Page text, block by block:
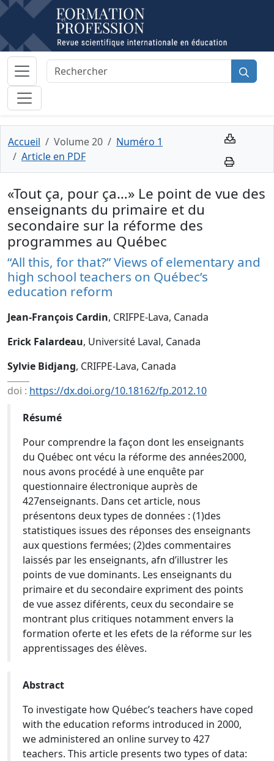
Accueil Volume 20
Numéro 1
Article en PDF
«Tout ça, pour ça…» Le point de vue des
enseignants du primaire et du
secondaire sur la réforme des
programmes au Québec
“All this, for that?” Views of elementary and
high school teachers on Québec’s
education reform
Jean-François Cardin, CRIFPE-Lava, Canada
Erick Falardeau, Université Laval, Canada
Sylvie Bidjang, CRIFPE-Lava, Canada
doi : https://dx.doi.org/10.18162/fp.2012.10
Résumé
Pour comprendre la façon dont les enseignants
du Québec ont vécu la réforme des années2000,
nous avons procédé à une enquête par
questionnaire électronique auprès de
427enseignants. Dans cet article, nous
présentons deux types de données : (1)des
statistiques issues des réponses des enseignants
aux questions fermées; (2)des commentaires
laissés par les enseignants, afn d’illustrer les
points de vue dominants. Les enseignants du
primaire et du secondaire expriment des points
de vue assez diférents, ceux du secondaire se
montrant plus critiques notamment envers la
formation oferte et les efets de la réforme sur les
apprentissages des élèves.
Abstract
To investigate how Québec’s teachers have coped
with the education reforms introduced in 2000,
we administered an online survey to 427
teachers. This article presents two types of data: